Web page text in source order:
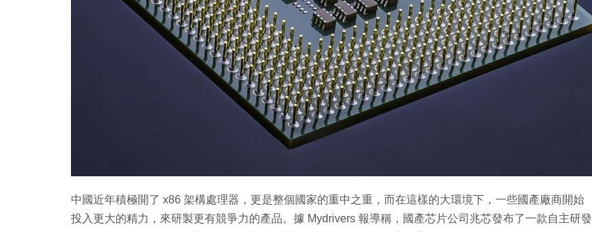
中國近年積極開了 x86 架構處理器，更是整個國家的重中之重，而在這樣的大環境下，一些國產廠商開始
投入更大的精力，來研製更有競爭力的產品。據 Mydrivers 報導稱，國產芯片公司兆芯發布了一款自主研發